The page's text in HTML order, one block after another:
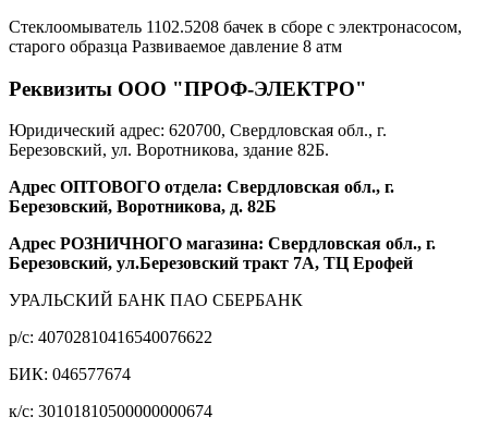
Стеклоомыватель 1102.5208 бачек в сборе с электронасосом,
старого образца Развиваемое давление 8 атм
Реквизиты ООО "ПРОФ-ЭЛЕКТРО"
Юридический адрес: 620700, Свердловская обл., г.
Березовский, ул. Воротникова, здание 82Б.
Адрес ОПТОВОГО отдела: Свердловская обл., г.
Березовский, Воротникова, д. 82Б
Адрес РОЗНИЧНОГО магазина: Свердловская обл., г.
Березовский, ул.Березовский тракт 7А, ТЦ Ерофей
УРАЛЬСКИЙ БАНК ПАО СБЕРБАНК
р/c: 40702810416540076622
БИК: 046577674
к/c: 30101810500000000674